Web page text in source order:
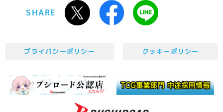
SHARE
プライバシーポリシー クッキーポリシー